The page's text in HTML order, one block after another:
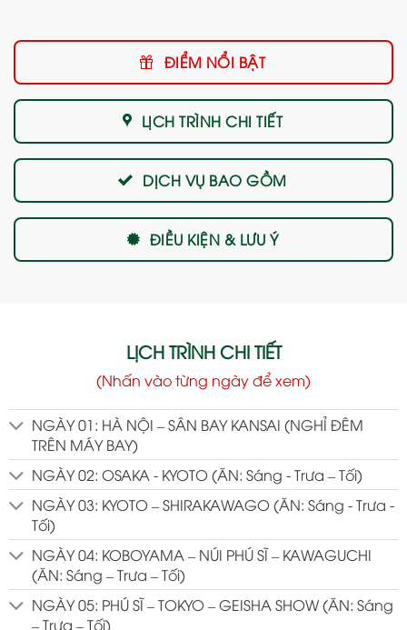
LỊCH TRÌNH CHI TIẾT
(Nhấn vào từng ngày để xem)
NGÀY 01: HÀ NỘI – SÂN BAY KANSAI (NGHỈ ĐÊM
TRÊN MÁY BAY)
NGÀY 02: OSAKA - KYOTO (ĂN: Sáng - Trưa – Tối)
NGÀY 03: KYOTO – SHIRAKAWAGO (ĂN: Sáng - Trưa -
Tối)
NGÀY 04: KOBOYAMA – NÚI PHÚ SĨ – KAWAGUCHI
(ĂN: Sáng – Trưa – Tối)
NGÀY 05: PHÚ SĨ – TOKYO – GEISHA SHOW (ĂN: Sáng
– Trưa – Tối)
ĐIỂM NỔI BẬT
LỊCH TRÌNH CHI TIẾT
DỊCH VỤ BAO GỒM
ĐIỀU KIỆN & LƯU Ý